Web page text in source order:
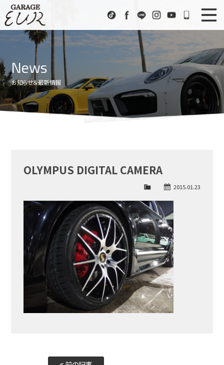
TikTokFacebook
LINE InstagramYoutube072-
ニュース
Stock List
在庫車情報
EUR Sports
EURスポーツ
アクセス
News
お知らせ＆最新情報
OLYMPUS DIGITAL CAMERA
2015.01.23